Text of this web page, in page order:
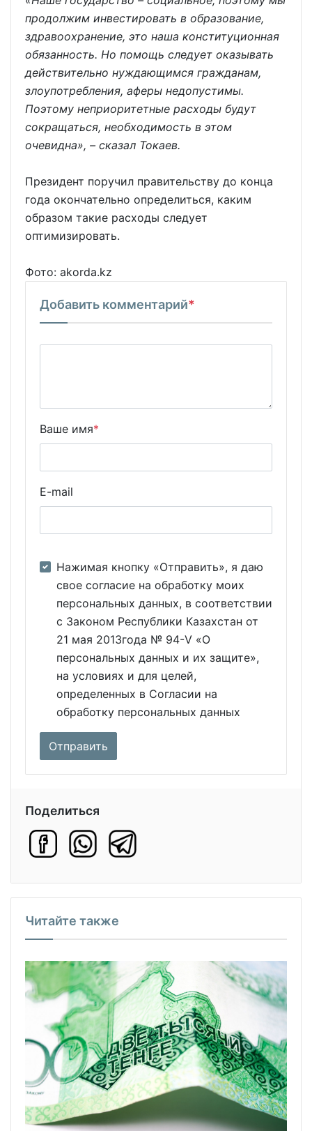
продолжим инвестировать в образование,
здравоохранение, это наша конституционная
обязанность. Но помощь следует оказывать
действительно нуждающимся гражданам,
злоупотребления, аферы недопустимы.
Поэтому неприоритетные расходы будут
сокращаться, необходимость в этом
очевидна», – сказал Токаев.
Президент поручил правительству до конца
года окончательно определиться, каким
образом такие расходы следует
оптимизировать.
Фото: akorda.kz
Добавить комментарий*
Ваше имя*
E-mail
Нажимая кнопку «Отправить», я даю
свое согласие на обработку моих
персональных данных, в соответствии
с Законом Республики Казахстан от
21 мая 2013года № 94-V «О
персональных данных и их защите»,
на условиях и для целей,
определенных в Согласии на
обработку персональных данных
Поделиться
Читайте также